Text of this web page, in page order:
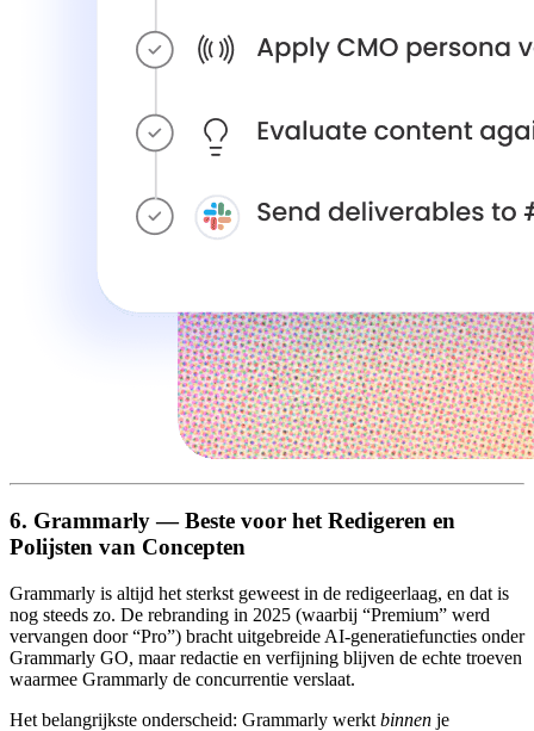
6. Grammarly — Beste voor het Redigeren en
Polijsten van Concepten
Grammarly is altijd het sterkst geweest in de redigeerlaag, en dat is
nog steeds zo. De rebranding in 2025 (waarbij “Premium” werd
vervangen door “Pro”) bracht uitgebreide AI-generatiefuncties onder
Grammarly GO, maar redactie en verfijning blijven de echte troeven
waarmee Grammarly de concurrentie verslaat.
Het belangrijkste onderscheid: Grammarly werkt binnen je